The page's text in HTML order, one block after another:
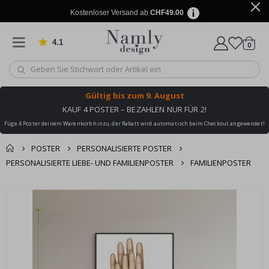
Kostenloser Versand ab CHF49.00
4.1 von 1025 Bewertungen
Wagen
0
Gültig bis zum 9. August
KAUF 4 POSTER – BEZAHLEN NUR FÜR 2!
Füge 4 Poster deinem Warenkorb hinzu, der Rabatt wird automatisch beim Checkout angewendet!
POSTER
PERSONALISIERTE POSTER
PERSONALISIERTE LIEBE- UND FAMILIENPOSTER
FAMILIENPOSTER
Zusammen gekaufte
Produkte